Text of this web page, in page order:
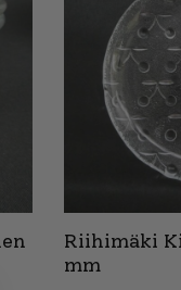
Riihimäki
mm